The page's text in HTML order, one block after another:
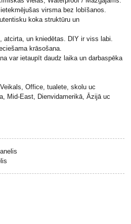
virsma bez lobīšanos.
koka struktūru un
atcirta, un kniedētas. DIY ir viss labi.
krāsošana.
var ietaupīt daudz laika un darbaspēka
Office, tualete, skolu uc
Mid-East, Dienvidamerikā, Āzijā uc